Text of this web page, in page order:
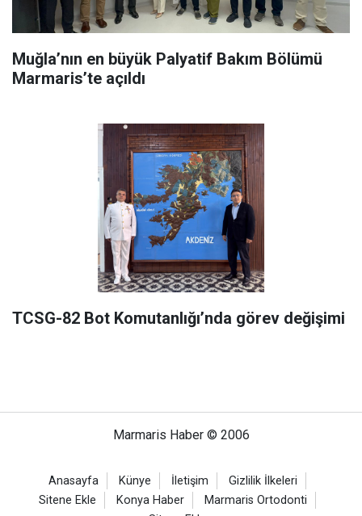
Muğla’nın en büyük Palyatif Bakım Bölümü
Marmaris’te açıldı
TCSG-82 Bot Komutanlığı’nda görev değişimi
Marmaris Haber © 2006
Anasayfa Künye İletişim
Gizlilik İlkeleri
Sitene Ekle
Konya Haber
Marmaris Ortodonti